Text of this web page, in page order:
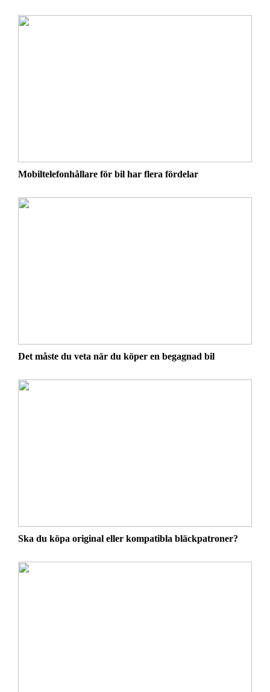
Mobiltelefonhållare för bil har flera fördelar
Det måste du veta när du köper en begagnad bil
Ska du köpa original eller kompatibla bläckpatroner?